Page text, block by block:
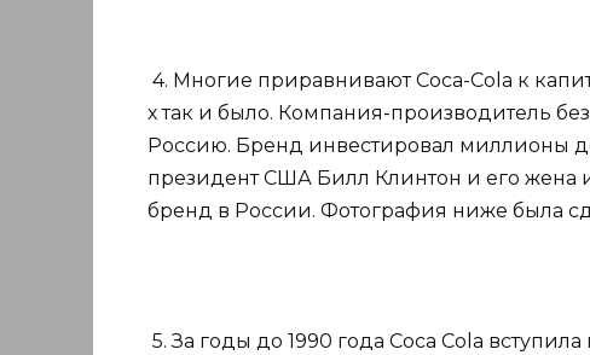
4. Многие приравнивают Coca-Cola к
х так и было. Компания-производитель
Россию. Бренд инвестировал миллионы
президент США Билл Клинтон и его жена
бренд в России. Фотография ниже была
5. За годы до 1990 года Coca Cola